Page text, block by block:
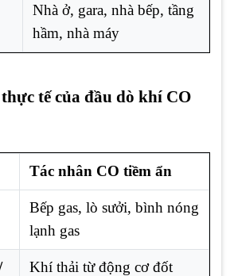
Nhà ở, gara, nhà bếp, tầng
hầm, nhà máy
tế của đầu dò khí CO
Tác nhân CO tiềm ẩn
Bếp gas, lò sưởi, bình nóng
lạnh gas
Khí thải từ động cơ đốt